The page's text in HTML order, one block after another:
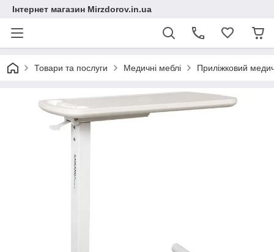
Інтернет магазин Mirzdorov.in.ua
Товари та послуги Медичні меблі Приліжковий